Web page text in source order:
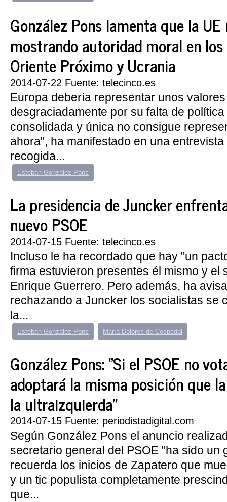
González Pons lamenta que la
mostrando autoridad moral en
Oriente Próximo y Ucrania
2014-07-22 Fuente: telecinco.es
Europa debería representar unos
desgraciadamente por su falta de
consolidada y única no consigue
ahora", ha manifestado en una
recogida...
Esteban González Pons
La presidencia de Juncker
nuevo PSOE
2014-07-15 Fuente: telecinco.es
Incluso le ha recordado que hay "un
firma estuvieron presentes él mismo y el
Enrique Guerrero. Pero además, ha
rechazando a Juncker los socialistas se
la...
Esteban González Pons María Dolores de Cospedal
González Pons: "Si el PSOE no
adoptará la misma posición que
la ultraizquierda"
2014-07-15 Fuente: periodistadigital.com
Según González Pons el anuncio
secretario general del PSOE "ha sido un
recuerda los inicios de Zapatero que
y un tic populista completamente
que...